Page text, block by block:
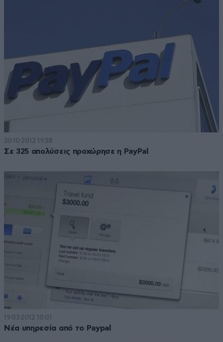
30·10·2012 19:38
Σε 325 απολύσεις προχώρησε η PayPal
19·03·2012 10:01
Νέα υπηρεσία από το Paypal